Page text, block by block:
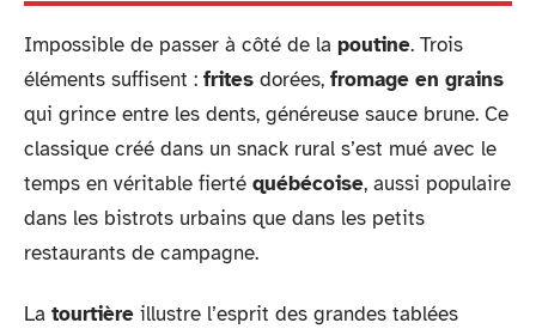
Impossible de passer à côté de la poutine. Trois
éléments suffisent : frites dorées, fromage en grains
qui grince entre les dents, généreuse sauce brune. Ce
classique créé dans un snack rural s’est mué avec le
temps en véritable fierté québécoise, aussi populaire
dans les bistrots urbains que dans les petits
restaurants de campagne.
La tourtière illustre l’esprit des grandes tablées